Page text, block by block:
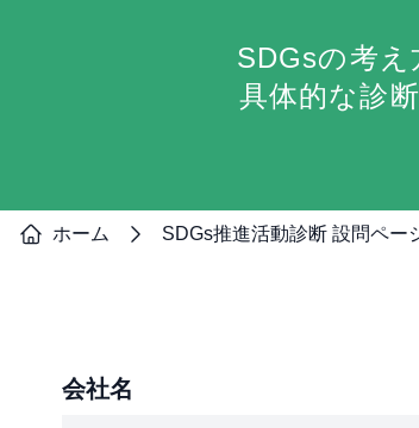
SDGsの考
具体的な診
ホーム SDGs推進活動診断 設問ペー
会社名